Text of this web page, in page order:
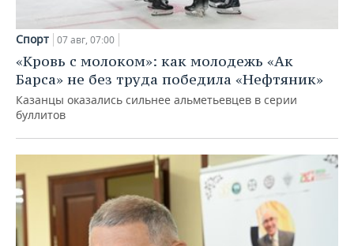
Спорт 07 авг, 07:00
«Кровь с молоком»: как молодежь «Ак
Барса» не без труда победила «Нефтяник»
Казанцы оказались сильнее альметьевцев в серии
буллитов